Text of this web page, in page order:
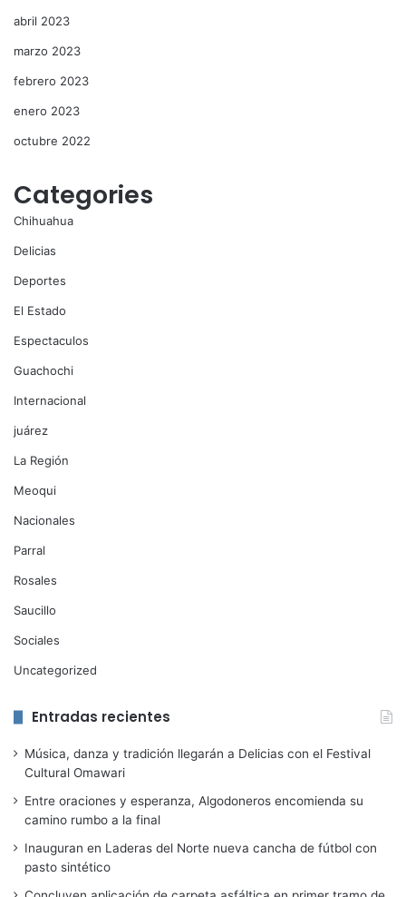
abril 2023
marzo 2023
febrero 2023
enero 2023
octubre 2022
Categories
Chihuahua
Delicias
Deportes
El Estado
Espectaculos
Guachochi
Internacional
juárez
La Región
Meoqui
Nacionales
Parral
Rosales
Saucillo
Sociales
Uncategorized
Entradas recientes
Música, danza y tradición llegarán a Delicias con el Festival
Cultural Omawari
Entre oraciones y esperanza, Algodoneros encomienda su
camino rumbo a la final
Inauguran en Laderas del Norte nueva cancha de fútbol con
pasto sintético